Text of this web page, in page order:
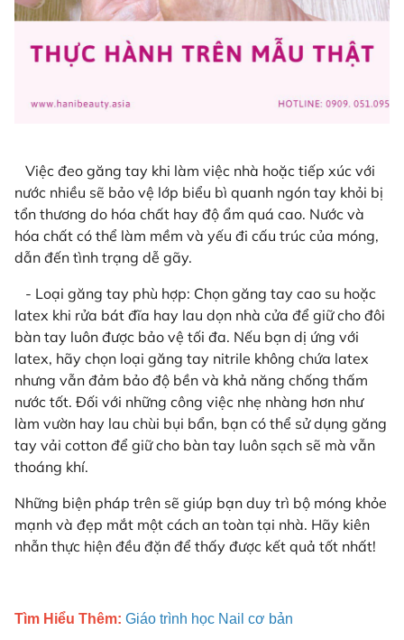
Việc đeo găng tay khi làm việc nhà hoặc tiếp xúc với
nước nhiều sẽ bảo vệ lớp biểu bì quanh ngón tay khỏi bị
tổn thương do hóa chất hay độ ẩm quá cao. Nước và
hóa chất có thể làm mềm và yếu đi cấu trúc của móng,
dẫn đến tình trạng dễ gãy.
- Loại găng tay phù hợp: Chọn găng tay cao su hoặc
latex khi rửa bát đĩa hay lau dọn nhà cửa để giữ cho đôi
bàn tay luôn được bảo vệ tối đa. Nếu bạn dị ứng với
latex, hãy chọn loại găng tay nitrile không chứa latex
nhưng vẫn đảm bảo độ bền và khả năng chống thấm
nước tốt. Đối với những công việc nhẹ nhàng hơn như
làm vườn hay lau chùi bụi bẩn, bạn có thể sử dụng găng
tay vải cotton để giữ cho bàn tay luôn sạch sẽ mà vẫn
thoáng khí.
Những biện pháp trên sẽ giúp bạn duy trì bộ móng khỏe
mạnh và đẹp mắt một cách an toàn tại nhà. Hãy kiên
nhẫn thực hiện đều đặn để thấy được kết quả tốt nhất!
Tìm Hiểu Thêm: Giáo trình học Nail cơ bản